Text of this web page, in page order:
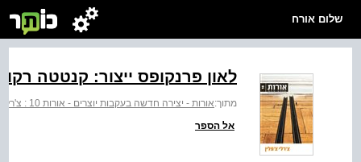
שלום אורח
לאון פרנקופס ייצור: קנטטה
מתוך:אורות - יצירה חדשה בעקבות יוצרים - אורות 10 : צ'רלי צ'פלין
אל הספר